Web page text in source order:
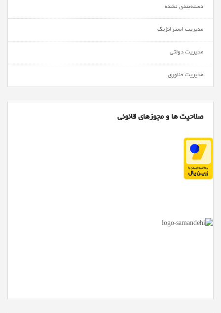
دسته‌بندی نشده
مدیریت استراتژیک
مدیریت دولتی
مدیریت فناوری
صلاحیت ها و مجوزهای قانونی